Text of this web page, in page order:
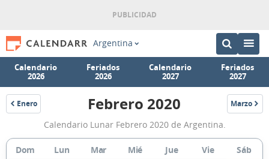
Argentina
Calendario
2026
Feriados
2026
Calendario
2027
Feriados
2027
Enero
2020
Calendario
Lunar
Febrero
Febrero 2020 Marzo
2020
Calendario Lunar Febrero 2020 de Argentina.
Dom Lun Mar Mié Jue Vie Sáb